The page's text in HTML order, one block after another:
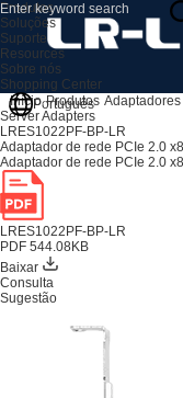
Produtos
Soluções
Suporte
Resources
Sobre nós
Shopping Center
Português
Início Produtos
Server Adapters
LRES1022PF-BP-LR
Adaptador de rede PCIe 2.0
Adaptador de rede PCIe 2.0
LRES1022PF-BP-LR
PDF 544.08KB
Baixar
Consulta
Sugestão